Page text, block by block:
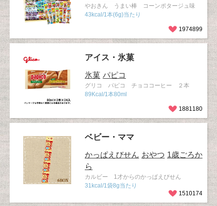
やおきん うまい棒 コーンポタージュ味
43kcal/1本(6g)当たり
1974899
アイス・氷菓
氷菓 パピコ
グリコ パピコ チョココーヒー ２本
89Kcal/1本80ml
1881180
ベビー・ママ
かっぱえびせん おやつ 1歳ごろか
ら
カルビー 1才からのかっぱえびせん
31kcal/1袋8g当たり
1510174